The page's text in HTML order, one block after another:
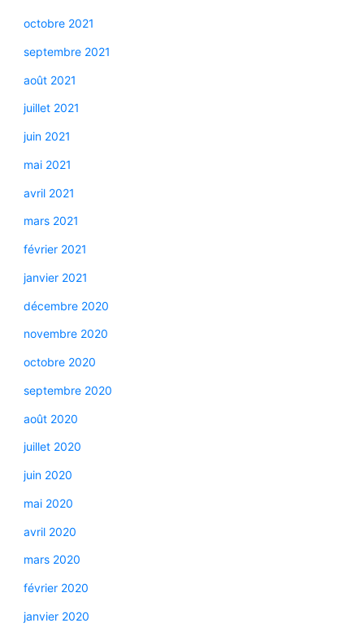
octobre 2021
septembre 2021
août 2021
juillet 2021
juin 2021
mai 2021
avril 2021
mars 2021
février 2021
janvier 2021
décembre 2020
novembre 2020
octobre 2020
septembre 2020
août 2020
juillet 2020
juin 2020
mai 2020
avril 2020
mars 2020
février 2020
janvier 2020